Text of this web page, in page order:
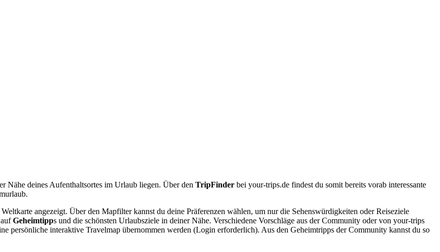
Nähe deines Aufenthaltsortes im Urlaub liegen. Über den TripFinder bei your-trips.de findest du somit bereits vorab interessante
angezeigt. Über den Mapfilter kannst du deine Präferenzen wählen, um nur die Sehenswürdigkeiten oder Reiseziele
Geheimtipps und die schönsten Urlaubsziele in deiner Nähe. Verschiedene Vorschläge aus der Community oder von your-trips
persönliche interaktive Travelmap übernommen werden (Login erforderlich). Aus den Geheimtripps der Community kannst du so